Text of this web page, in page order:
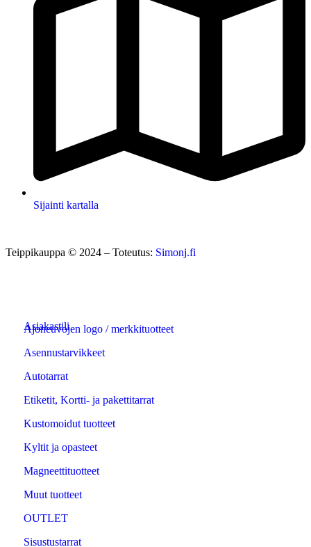
Sijainti kartalla
Teippikauppa © 2024 – Toteutus: Simonj.fi
Ajoneuvojen logo / merkkituotteet
Asennustarvikkeet
Autotarrat
Etiketit, Kortti- ja pakettitarrat
Kustomoidut tuotteet
Kyltit ja opasteet
Magneettituotteet
Muut tuotteet
OUTLET
Sisustustarrat
Asiakastili